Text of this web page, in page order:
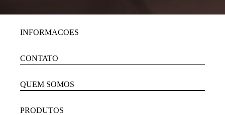
INFORMACOES
CONTATO
QUEM SOMOS
PRODUTOS